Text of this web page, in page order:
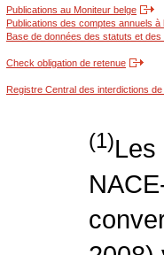
Publications au Moniteur belge
Publications des comptes annuels à
Base de données des statuts et
Check obligation de retenue
Registre Central des interdictions
(1)Les